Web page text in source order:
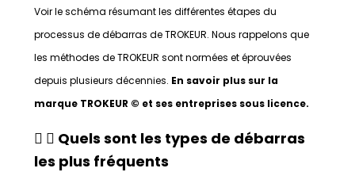
Voir le schéma résumant les différentes étapes du
processus de débarras de TROKEUR. Nous rappelons que
les méthodes de TROKEUR sont normées et éprouvées
depuis plusieurs décennies. En savoir plus sur la
marque TROKEUR © et ses entreprises sous licence.
Quels sont les types de débarras
les plus fréquents